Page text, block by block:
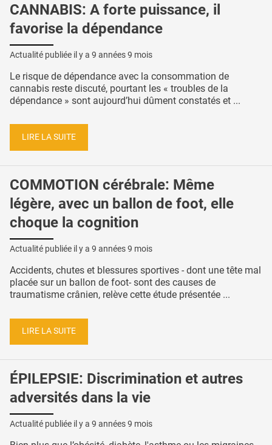
CANNABIS: A forte puissance, il
favorise la dépendance
Actualité publiée il y a 9 années 9 mois
Le risque de dépendance avec la consommation de
cannabis reste discuté, pourtant les « troubles de la
dépendance » sont aujourd’hui dûment constatés et ...
LIRE LA SUITE
COMMOTION cérébrale: Même
légère, avec un ballon de foot, elle
choque la cognition
Actualité publiée il y a 9 années 9 mois
Accidents, chutes et blessures sportives - dont une tête mal
placée sur un ballon de foot- sont des causes de
traumatisme crânien, relève cette étude présentée ...
LIRE LA SUITE
ÉPILEPSIE: Discrimination et autres
adversités dans la vie
Actualité publiée il y a 9 années 9 mois